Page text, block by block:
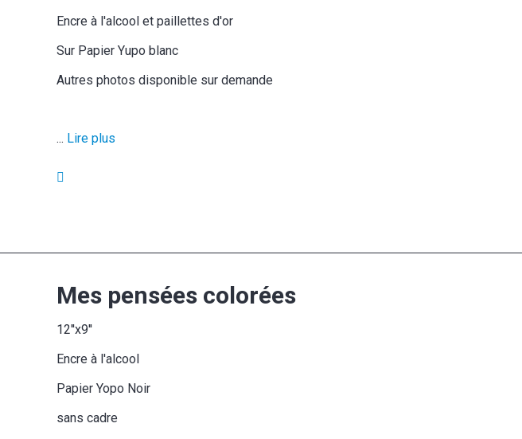
Encre à l'alcool et paillettes d'or
Sur Papier Yupo blanc
Autres photos disponible sur demande
... Lire plus
Mes pensées colorées
12''x9''
Encre à l'alcool
Papier Yopo Noir
sans cadre